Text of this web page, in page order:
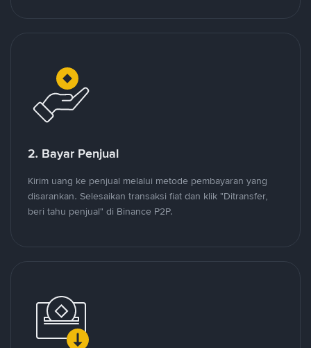
2. Bayar Penjual
Kirim uang ke penjual melalui metode pembayaran yang
disarankan. Selesaikan transaksi fiat dan klik "Ditransfer,
beri tahu penjual" di Binance P2P.